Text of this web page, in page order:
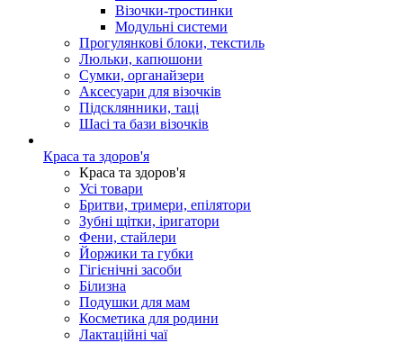
Візочки-тростинки
Модульні системи
Прогулянкові блоки, текстиль
Люльки, капюшони
Сумки, органайзери
Аксесуари для візочків
Підсклянники, таці
Шасі та бази візочків
Краса та здоров'я
Краса та здоров'я
Усі товари
Бритви, тримери, епілятори
Зубні щітки, іригатори
Фени, стайлери
Йоржики та губки
Гігієнічні засоби
Білизна
Подушки для мам
Косметика для родини
Лактаційні чаї